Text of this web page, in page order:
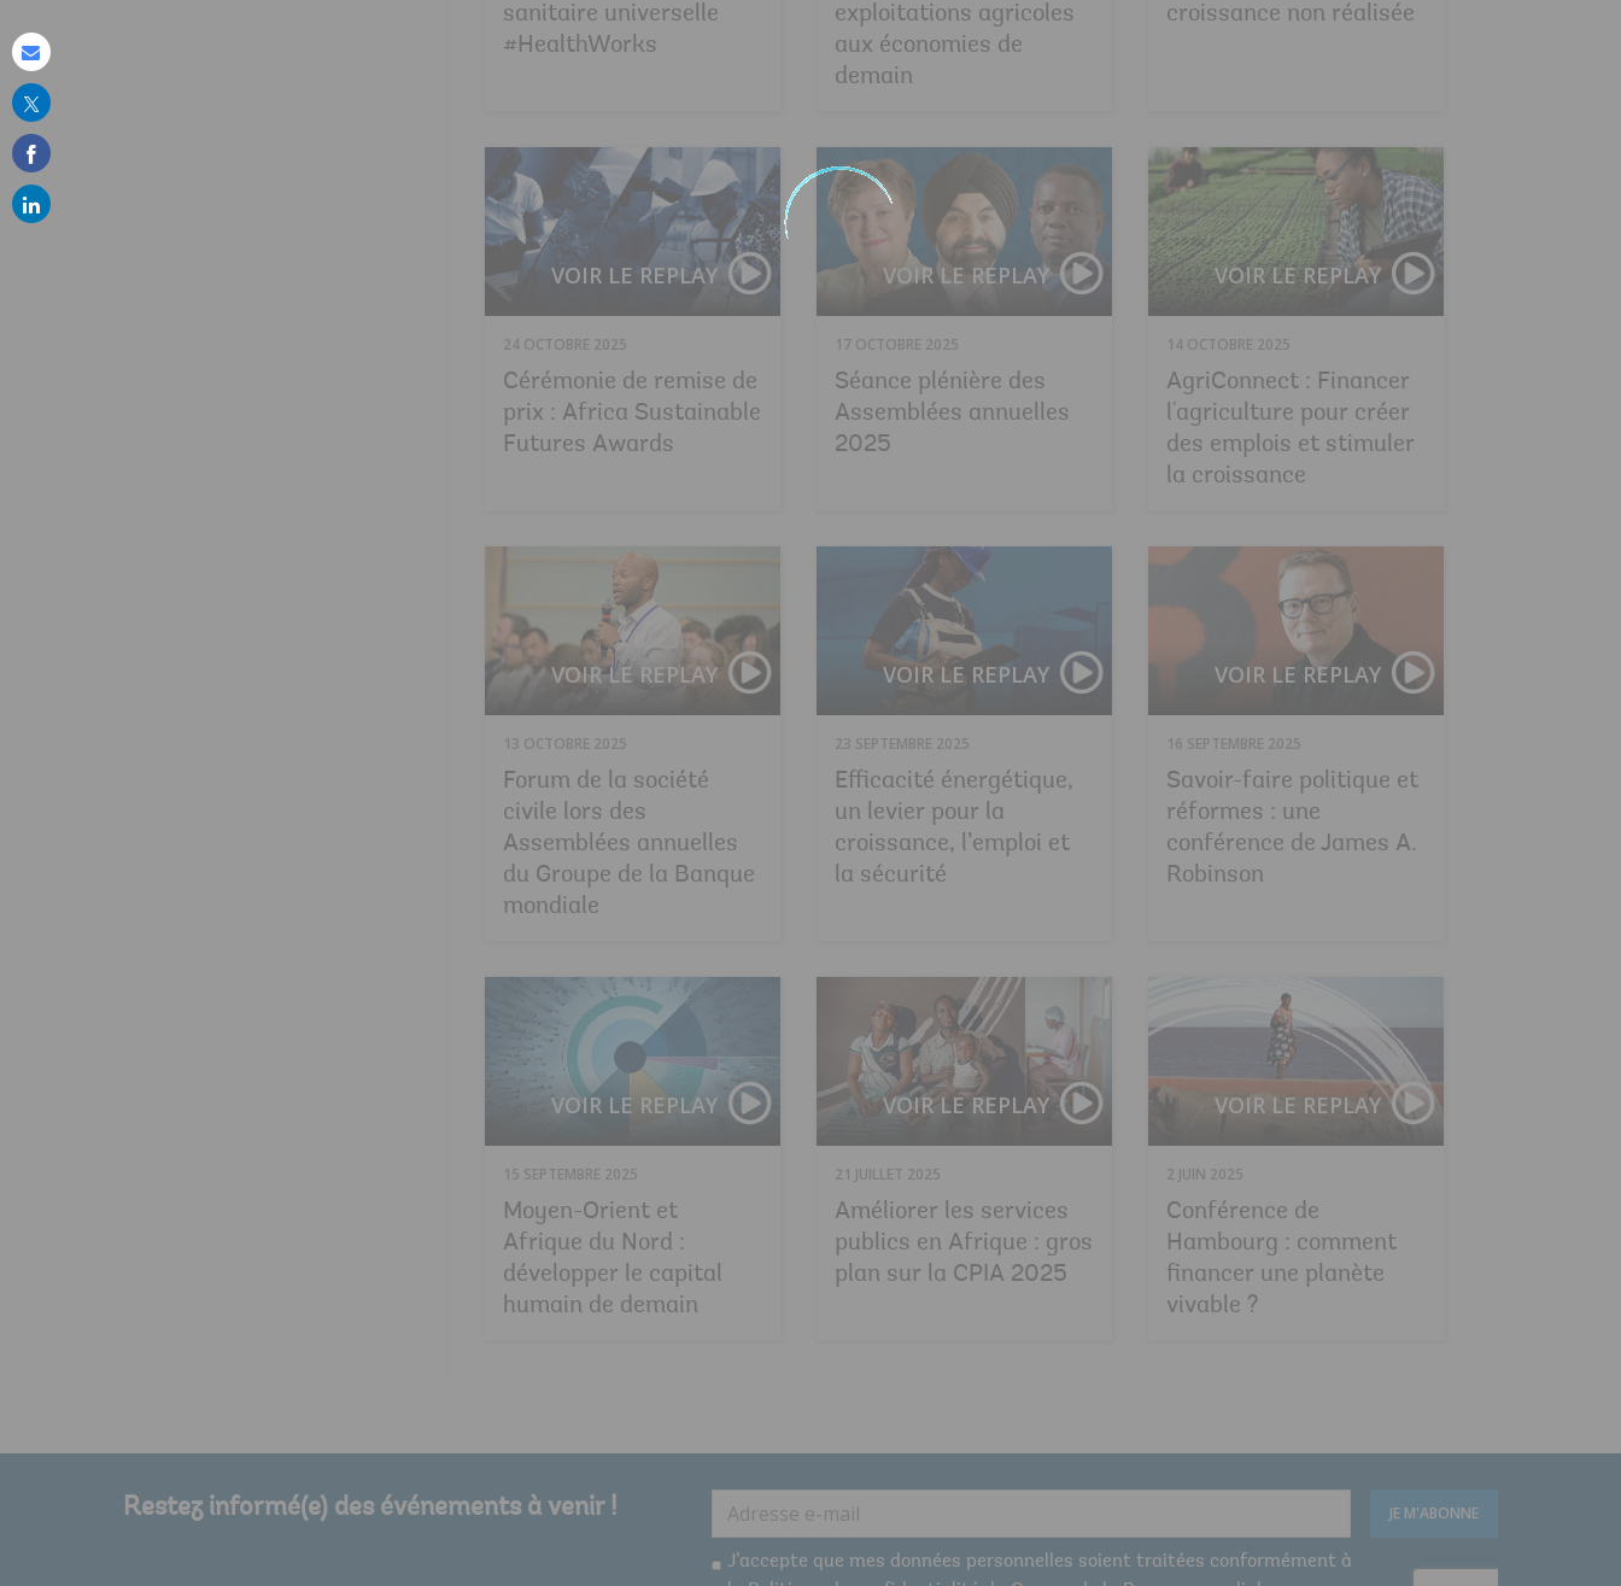
sanitaire universelle
#HealthWorks
exploitations agricoles
aux économies de
demain
croissance non réalisée
VOIR LE REPLAY
24 OCTOBRE 2025
Cérémonie de remise de
prix : Africa Sustainable
Futures Awards
Cérémonie de remise de prix : Africa Sustainable
VOIR LE REPLAY
17 OCTOBRE 2025
Séance plénière des
Assemblées annuelles
2025
VOIR LE REPLAY
14 OCTOBRE 2025
AgriConnect : Financer
l'agriculture pour créer
des emplois et stimuler
la croissance
VOIR LE REPLAY
13 OCTOBRE 2025
Forum de la société
civile lors des
Assemblées annuelles
du Groupe de la Banque
mondiale
Forum de la société civile lors des Assemblées
VOIR LE REPLAY
23 SEPTEMBRE 2025
Efficacité énergétique,
un levier pour la
croissance, l’emploi et
la sécurité
VOIR LE REPLAY
16 SEPTEMBRE 2025
Savoir-faire politique et
réformes : une
conférence de James A.
Robinson
VOIR LE REPLAY
15 SEPTEMBRE 2025
Moyen-Orient et
Afrique du Nord :
développer le capital
humain de demain
Moyen-Orient et Afrique du Nord : développer le
VOIR LE REPLAY
21 JUILLET 2025
Améliorer les services
publics en Afrique : gros
plan sur la CPIA 2025
VOIR LE REPLAY
2 JUIN 2025
Conférence de
Hambourg : comment
financer une planète
vivable ?
Restez informé(e) des événements à venir !
mail:
J’accepte que mes données personnelles soient traitées conformément à
JE M'ABONNE
Share
this
email